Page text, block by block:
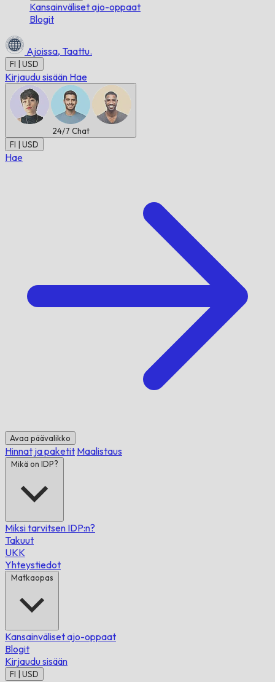
Kansainväliset ajo-oppaat
Blogit
Ajoissa, Taattu.
FI | USD
Kirjaudu sisään Hae
24/7 Chat
FI | USD
Hae
Avaa päävalikko
Hinnat ja paketit Maalistaus
Mikä on IDP?
Miksi tarvitsen IDP:n?
Takuut
UKK
Yhteystiedot
Matkaopas
Kansainväliset ajo-oppaat
Blogit
Kirjaudu sisään
FI | USD